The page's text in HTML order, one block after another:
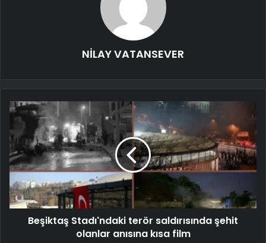
NİLAY VATANSEVER
Beşiktaş Stadı'ndaki terör saldırısında şehit
olanlar anısına kısa film